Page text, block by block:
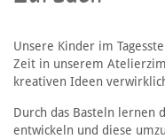
Unsere Kinder im
Zeit in unserem
kreativen Ideen
Durch das Basteln lernen
entwickeln und diese